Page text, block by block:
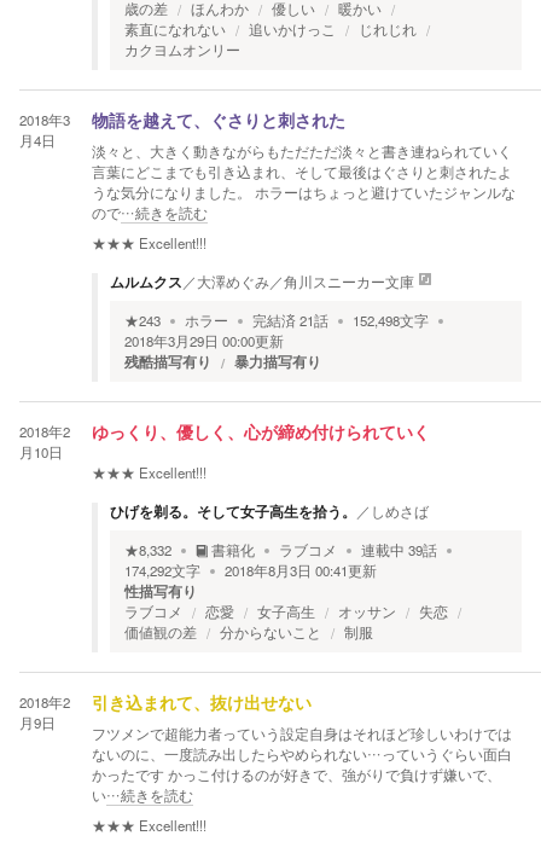
歳の差
ほんわか 優しい
暖かい
素直になれない
追いかけっこ
じれじれ
カクヨムオンリー
2018年3
月4日
物語を越えて、ぐさりと刺された
淡々と、大きく動きながらもただただ淡々と書き連ねられていく
言葉にどこまでも引き込まれ、そして最後はぐさりと刺されたよ
うな気分になりました。 ホラーはちょっと避けていたジャンルな
ので…続きを読む
★★★ Excellent!!!
ムルムクス ／大澤めぐみ／角川スニーカー文庫
★243 ホラー 完結済21話 152,498文字
2018年3月29日 00:00更新
残酷描写有り 暴力描写有り
2018年2
月10日
ゆっくり、優しく、心が締め付けられていく
★★★ Excellent!!!
ひげを剃る。そして女子高生を拾う。 ／ しめさば
★8,332 書籍化 ラブコメ 連載中 39話
174,292文字 2018年8月3日 00:41更新
性描写有り
ラブコメ 恋愛 女子高生 オッサン
失恋
価値観の差
分からないこと 制服
2018年2
月9日
引き込まれて、抜け出せない
フツメンで超能力者っていう設定自身はそれほど珍しいわけでは
ないのに、一度読み出したらやめられない…っていうぐらい面白
かったです かっこ付けるのが好きで、強がりで負けず嫌いで、
い…続きを読む
★★★ Excellent!!!